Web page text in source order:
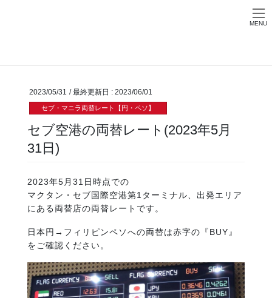
2023/05/31 / 最終更新日 : 2023/06/01
セブ・マニラ両替レート【円・ペソ】
セブ空港の両替レート(2023年5月
31日)
2023年5月31日時点での
マクタン・セブ国際空港第1ターミナル、出発エリア
にある両替店の両替レートです。
日本円→フィリピンペソへの両替は赤字の『BUY』
をご確認ください。
MENU